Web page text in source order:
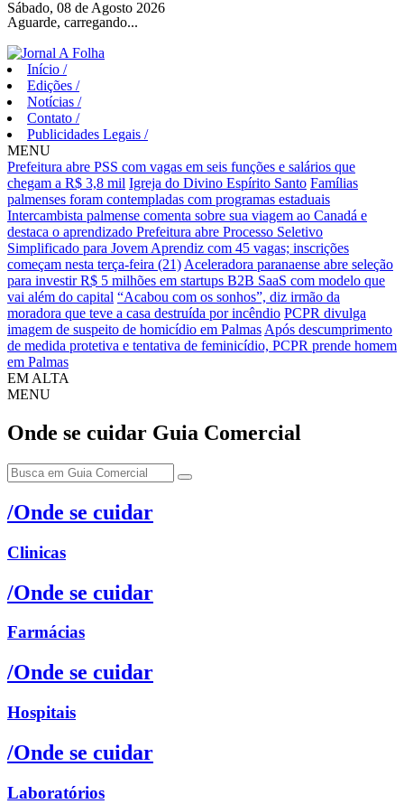
Aguarde, carregando...
Sábado, 08 de Agosto 2026
Início /
Edições /
Notícias /
Contato /
Publicidades Legais /
MENU
Prefeitura abre PSS com vagas em seis funções e salários que
chegam a R$ 3,8 mil Igreja do Divino Espírito Santo Famílias
palmenses foram contempladas com programas estaduais
Intercambista palmense comenta sobre sua viagem ao Canadá e
destaca o aprendizado Prefeitura abre Processo Seletivo
Simplificado para Jovem Aprendiz com 45 vagas; inscrições
começam nesta terça-feira (21) Aceleradora paranaense abre seleção
para investir R$ 5 milhões em startups B2B SaaS com modelo que
vai além do capital “Acabou com os sonhos”, diz irmão da
moradora que teve a casa destruída por incêndio PCPR divulga
imagem de suspeito de homicídio em Palmas Após descumprimento
de medida protetiva e tentativa de feminicídio, PCPR prende homem
em Palmas
EM ALTA
MENU
Onde se cuidar Guia Comercial
/Onde se cuidar
Clinicas
/Onde se cuidar
Farmácias
/Onde se cuidar
Hospitais
/Onde se cuidar
Laboratórios